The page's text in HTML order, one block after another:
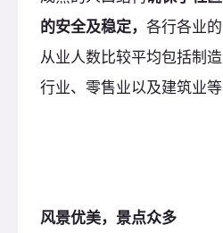
的安全及稳定， 各行各业的
从业人数比较平均包括制造
行业、零售业以及建筑业等
风景优美，景点众多